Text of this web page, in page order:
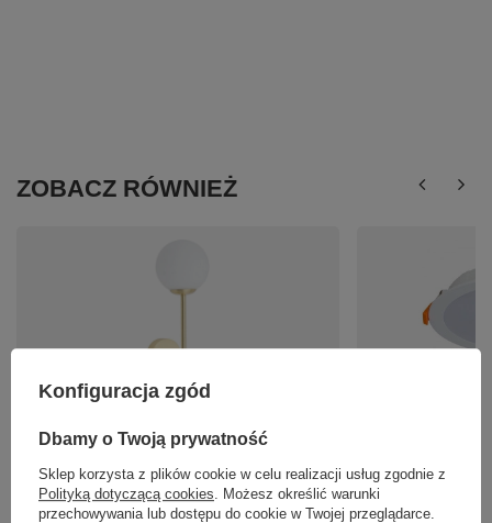
ZOBACZ RÓWNIEŻ
399,00 zł / szt.
Konfiguracja zgód
Dbamy o Twoją prywatność
Sklep korzysta z plików cookie w celu realizacji usług zgodnie z
Polityką dotyczącą cookies . Możesz określić warunki
przechowywania lub dostępu do cookie w Twojej przeglądarce.